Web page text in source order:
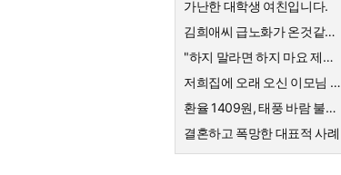
가난한 대학생 여친입니다.
김희애씨 급노화가 온것같네요
"하지 말라면 하지 마요 제발!" 의사를 믿지 않는 엄마의 고집
저희집에 오래 오신 이모님 퇴직금
환율 1409원, 태풍 바람 불어요
결혼하고 폭망한 대표적 사례